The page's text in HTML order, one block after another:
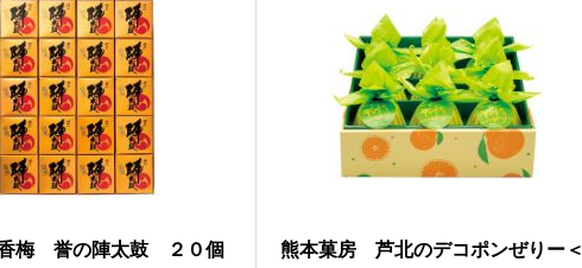
梅 誉の陣太鼓 ２０個
熊本菓房 芦北のデコポンぜりー＜